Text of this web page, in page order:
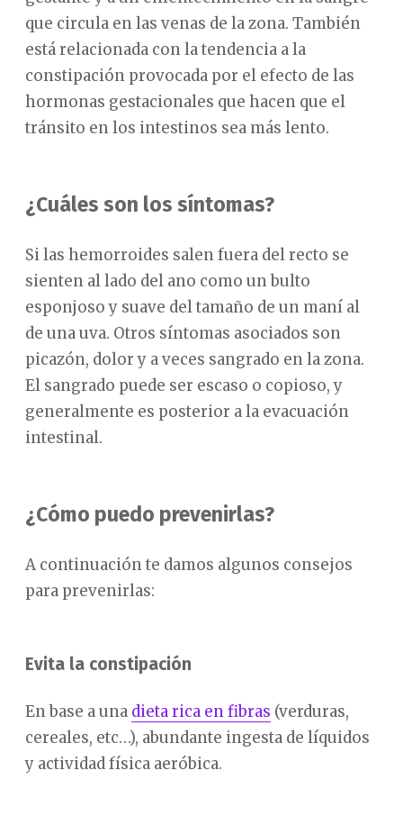
que circula en las venas de la zona. También
está relacionada con la tendencia a la
constipación provocada por el efecto de las
hormonas gestacionales que hacen que el
tránsito en los intestinos sea más lento.
¿Cuáles son los síntomas?
Si las hemorroides salen fuera del recto se
sienten al lado del ano como un bulto
esponjoso y suave del tamaño de un maní al
de una uva. Otros síntomas asociados son
picazón, dolor y a veces sangrado en la zona.
El sangrado puede ser escaso o copioso, y
generalmente es posterior a la evacuación
intestinal.
¿Cómo puedo prevenirlas?
A continuación te damos algunos consejos
para prevenirlas:
Evita la constipación
En base a una dieta rica en fibras (verduras,
cereales, etc…), abundante ingesta de líquidos
y actividad física aeróbica.